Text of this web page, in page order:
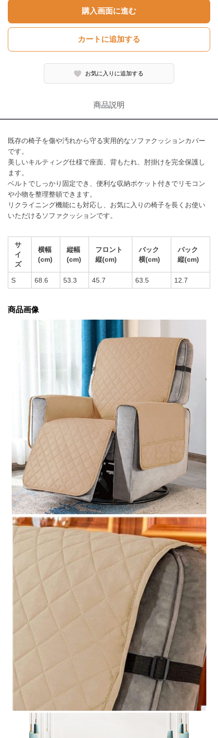
購入画面に進む
カートに追加する
お気に入りに追加する
商品説明
既存の椅子を傷や汚れから守る実用的なソファクッションカバー
です。
美しいキルティング仕様で座面、背もたれ、肘掛けを完全保護し
ます。
ベルトでしっかり固定でき、便利な収納ポケット付きでリモコン
や小物を整理整頓できます。
リクライニング機能にも対応し、お気に入りの椅子を長くお使い
いただけるソファクッションです。
サ
イ
ズ
横幅
(cm)
縦幅
(cm)
フロント
縦(cm)
バック
横(cm)
バック
縦(cm)
S 68.6 53.3 45.7 63.5 12.7
商品画像